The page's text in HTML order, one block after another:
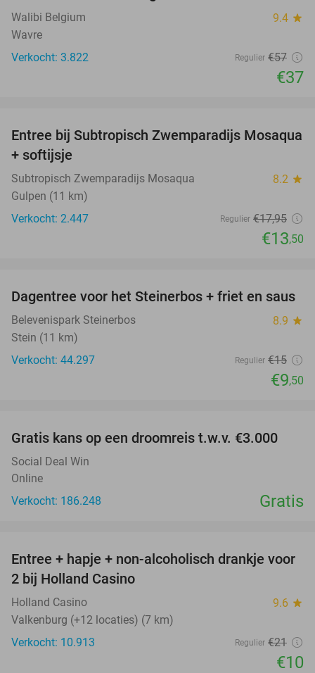
Walibi Belgium 9.4 star
Wavre
Verkocht: 3.822
Regulier €57
€37
25%
Entree bij Subtropisch Zwemparadijs Mosaqua
+ softijsje
Subtropisch Zwemparadijs Mosaqua 8.2 star
Gulpen (11 km)
Verkocht: 2.447
Regulier €17,95
€13,50
37%
Dagentree voor het Steinerbos + friet en saus
Belevenispark Steinerbos 8.9 star
Stein (11 km)
Verkocht: 44.297
Regulier €15
€9,50
Gratis kans op een droomreis t.w.v. €3.000
Social Deal Win
Online
Verkocht: 186.248
Gratis
52%
Entree + hapje + non-alcoholisch drankje voor
2 bij Holland Casino
Holland Casino 9.6 star
Valkenburg (+12 locaties) (7 km)
Verkocht: 10.913
Regulier €21
€10